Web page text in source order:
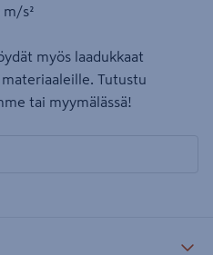
m/s²
myös laadukkaat
Tutustu
tai myymälässä!